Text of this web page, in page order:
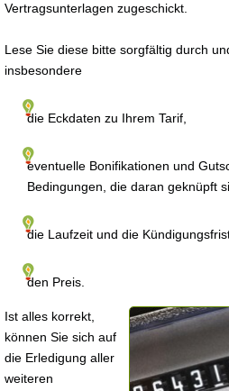
Vertragsunterlagen zugeschickt.
Lese Sie diese bitte sorgfältig durch
insbesondere
die Eckdaten zu Ihrem Tarif,
eventuelle Bonifikationen und
Bedingungen, die daran geknüpft
die Laufzeit und die
den Preis.
Ist alles korrekt,
können Sie sich auf
die Erledigung aller
weiteren